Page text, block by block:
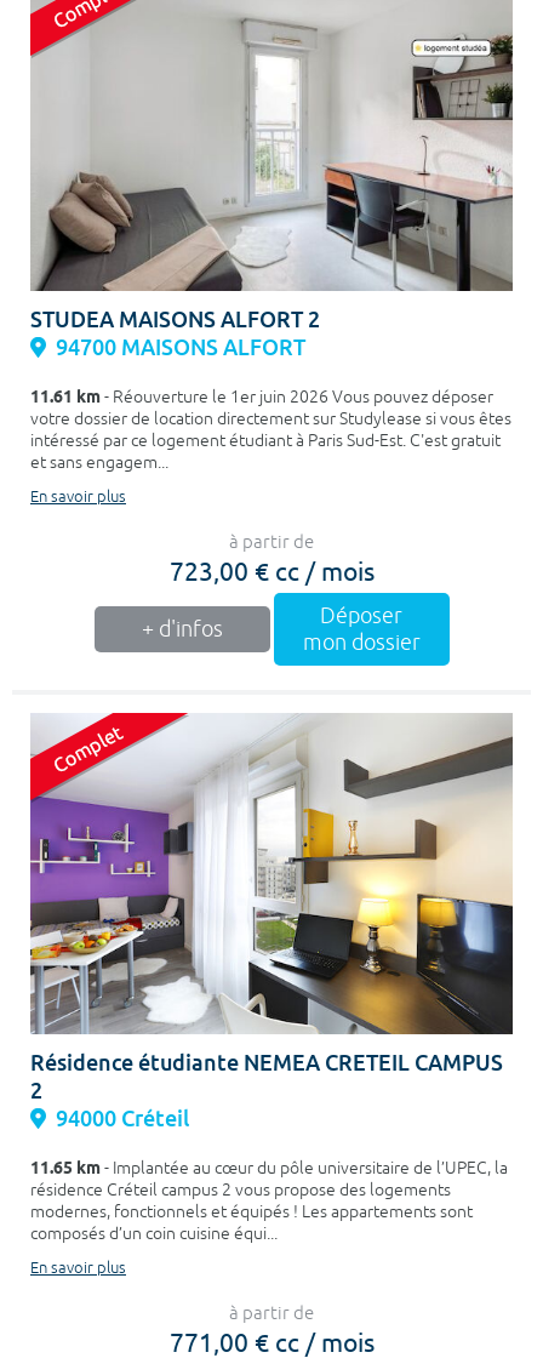
STUDEA MAISONS ALFORT 2
94700 MAISONS ALFORT
11.61 km- Réouverture le 1er juin 2026 Vous pouvez déposer
votre dossier de location directement sur Studylease si vous êtes
intéressé par ce logement étudiant à Paris Sud-Est. C'est gratuit
et sans engagem...
En savoir plus
à partir de
723,00 € cc / mois
+ d'infos
Déposer
mon dossier
Résidence étudiante NEMEA CRETEIL CAMPUS
2
94000 Créteil
11.65 km- Implantée au cœur du pôle universitaire de l’UPEC, la
résidence Créteil campus 2 vous propose des logements
modernes, fonctionnels et équipés ! Les appartements sont
composés d’un coin cuisine équi...
En savoir plus
à partir de
771,00 € cc / mois